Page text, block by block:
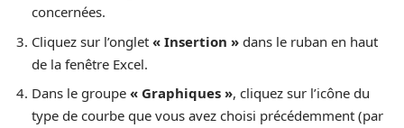
concernées.
Cliquez sur l’onglet « Insertion » dans le ruban en haut
de la fenêtre Excel.
Dans le groupe « Graphiques », cliquez sur l’icône du
type de courbe que vous avez choisi précédemment (par